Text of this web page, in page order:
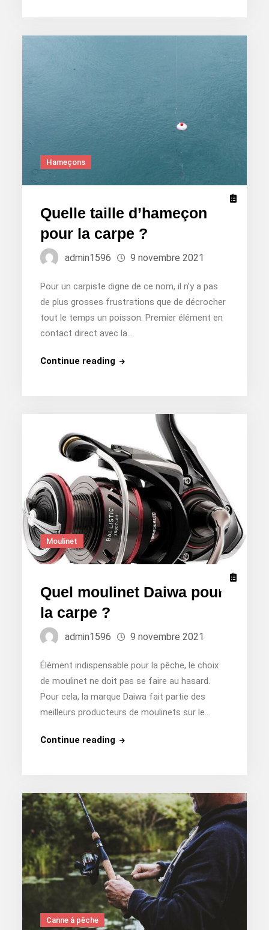
Hameçons
Quelle taille d’hameçon
pour la carpe ?
admin1596 9 novembre 2021
Pour un carpiste digne de ce nom, il n’y a pas
de plus grosses frustrations que de décrocher
tout le temps un poisson. Premier élément en
contact direct avec la…
Continue readingQuelle
?
Moulinet
Quel moulinet Daiwa pour
la carpe ?
admin1596 9 novembre 2021
Élément indispensable pour la pêche, le choix
de moulinet ne doit pas se faire au hasard.
Pour cela, la marque Daiwa fait partie des
meilleurs producteurs de moulinets sur le…
Continue readingQuel
la
carpe
?
Canne à pêche